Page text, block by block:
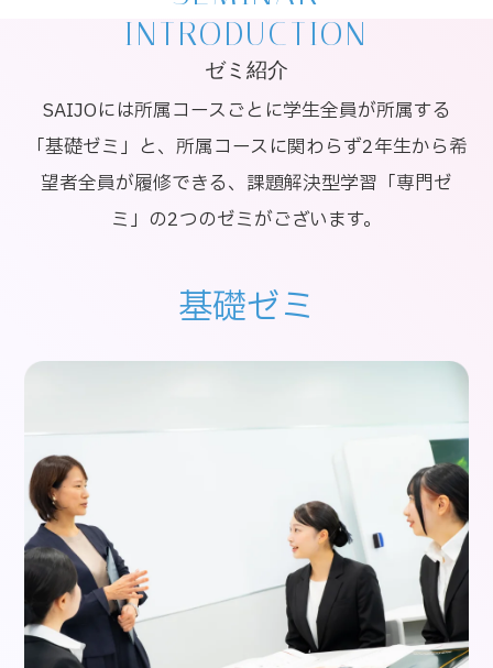
INTRODUCTION
ゼミ紹介
SAIJOには所属コースごとに学生全員が所属する
「基礎ゼミ」と、所属コースに関わらず2年生から希
望者全員が履修できる、課題解決型学習「専門ゼ
ミ」の2つのゼミがございます。
基礎ゼミ